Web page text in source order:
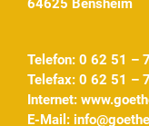
Telefon: 0 62 51 –
Telefax: 0 62 51 –
Internet:
E-Mail: